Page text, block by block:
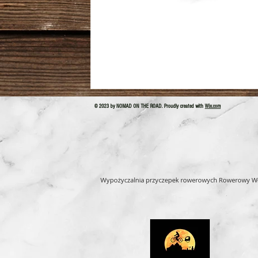
© 2023 by NOMAD ON THE ROAD. Proudly created with Wix.com
Wypożyczalnia przyczepek rowerowych Rowerowy